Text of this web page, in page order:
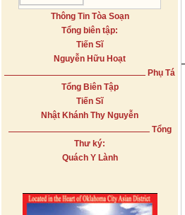
Thông Tin Tòa Soạn
Tổng biên tập:
Tiến Sĩ
Nguyễn Hữu Hoạt
Phụ Tá
Tổng Biên Tập
Tiến Sĩ
Nhật Khánh Thy Nguyễn
Tổng
Thư ký:
Quách Y Lành